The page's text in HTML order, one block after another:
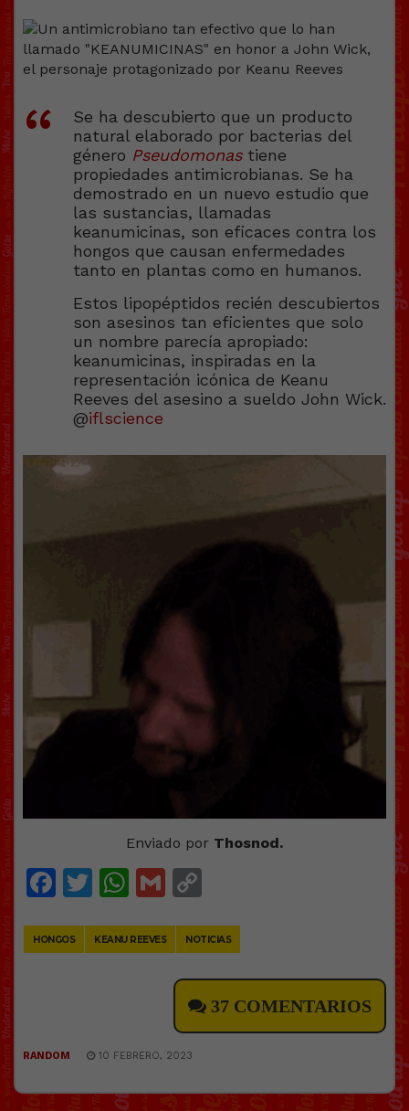
Se ha descubierto que un producto
natural elaborado por bacterias del
género Pseudomonastiene
propiedades antimicrobianas. Se ha
demostrado en un nuevo estudio que
las sustancias, llamadas
keanumicinas, son eficaces contra los
hongos que causan enfermedades
tanto en plantas como en humanos.
Estos lipopéptidos recién descubiertos
son asesinos tan eficientes que solo
un nombre parecía apropiado:
keanumicinas, inspiradas en la
representación icónica de Keanu
Reeves del asesino a sueldo John Wick.
@iflscience
Enviado por Thosnod.
Facebook
Twitter
WhatsApp
Gmail
HONGOS KEANU REEVES NOTICIAS
37 COMENTARIOS
RANDOM 10 FEBRERO, 2023